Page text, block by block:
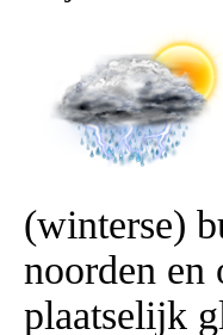
(winterse)
noorden en
plaatselijk